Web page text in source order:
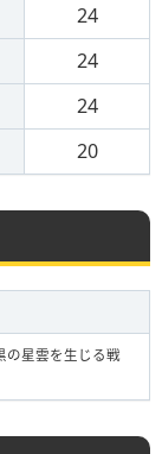
24
24
24
20
の星雲を生じる戦